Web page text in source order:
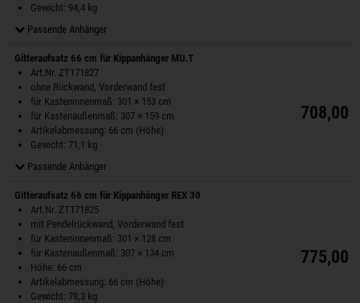
Gewicht: 94,4 kg
Passende Anhänger
Gitteraufsatz 66 cm für Kippanhänger MU.T
Art.Nr. ZT171827
ohne Rückwand, Vorderwand fest
für Kasteninnenmaß: 301 × 153 cm
für Kastenaußenmaß: 307 × 159 cm
Artikelabmessung: 66 cm (Höhe)
Gewicht: 71,1 kg
Passende Anhänger
708,00
Gitteraufsatz 66 cm für Kippanhänger REX 30
Art.Nr. ZT171825
mit Pendelrückwand, Vorderwand fest
für Kasteninnenmaß: 301 × 128 cm
für Kastenaußenmaß: 307 × 134 cm
Höhe: 66 cm
Artikelabmessung: 66 cm (Höhe)
Gewicht: 78,3 kg
775,00